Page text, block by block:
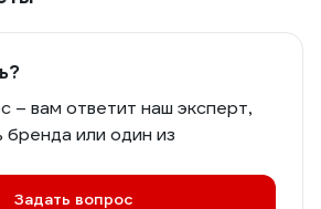
– вам ответит наш эксперт,
бренда или один из
Задать вопрос